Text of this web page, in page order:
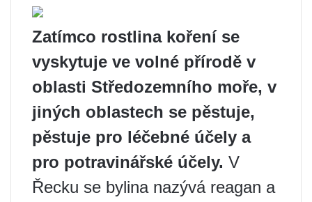
Zatímco rostlina koření se
vyskytuje ve volné přírodě v
oblasti Středozemního moře, v
jiných oblastech se pěstuje,
pěstuje pro léčebné účely a
pro potravinářské účely. V
Řecku se bylina nazývá reagan a